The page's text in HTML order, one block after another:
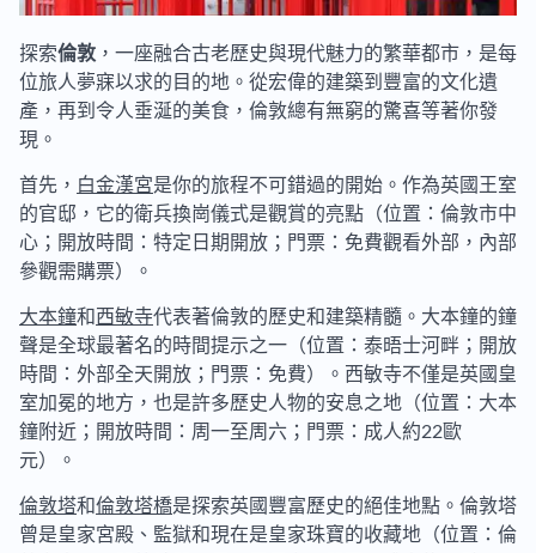
探索倫敦 ，一座融合古老歷史與現代魅力的繁華都市，是每
位旅人夢寐以求的目的地。從宏偉的建築到豐富的文化遺
產，再到令人垂涎的美食，倫敦總有無窮的驚喜等著你發
現。
首先， 白金漢宮是你的旅程不可錯過的開始。作為英國王室
的官邸，它的衛兵換崗儀式是觀賞的亮點（位置：倫敦市中
心；開放時間：特定日期開放；門票：免費觀看外部，內部
參觀需購票）。
大本鐘和 西敏寺代表著倫敦的歷史和建築精髓。大本鐘的鐘
聲是全球最著名的時間提示之一（位置：泰晤士河畔；開放
時間：外部全天開放；門票：免費）。西敏寺不僅是英國皇
室加冕的地方，也是許多歷史人物的安息之地（位置：大本
鐘附近；開放時間：周一至周六；門票：成人約22歐
元）。
倫敦塔和倫敦塔橋是探索英國豐富歷史的絕佳地點。倫敦塔
曾是皇家宮殿、監獄和現在是皇家珠寶的收藏地（位置：倫